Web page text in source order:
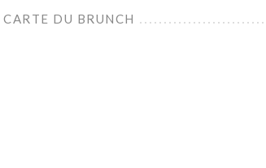
CARTE DU BRUNCH